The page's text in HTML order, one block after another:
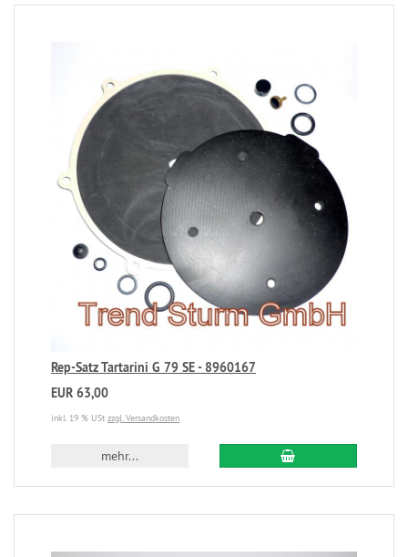
Rep-Satz Tartarini G 79 SE - 8960167
EUR 63,00
inkl. 19 % USt zzgl. Versandkosten
mehr...